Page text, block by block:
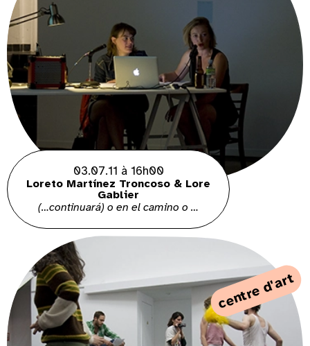
03.07.11 à 16h00
Loreto Martínez Troncoso & Lore
Gablier
(…continuará) o en el camino o …
centre d'art